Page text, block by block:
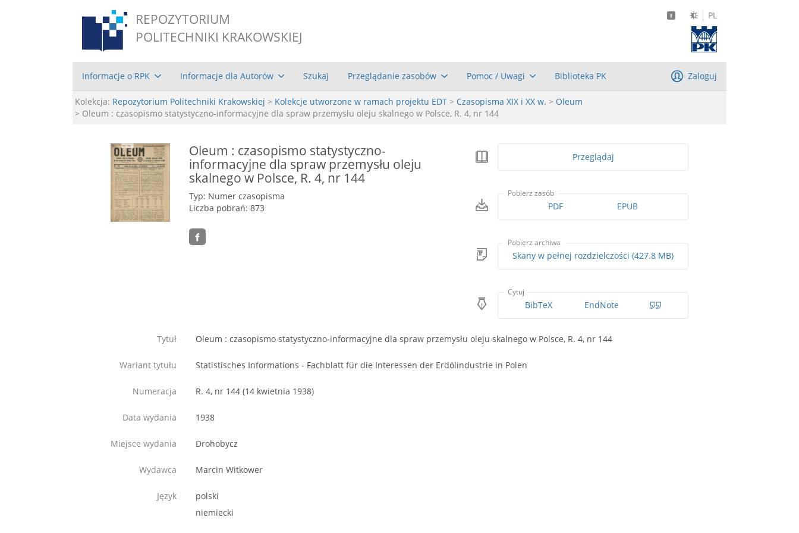
REPOZYTORIUM
POLITECHNIKI KRAKOWSKIEJ
PL
Informacje o RPK Informacje dla Autorów Szukaj Przeglądanie zasobów Pomoc / Uwagi Biblioteka PK Zaloguj
Kolekcja: Repozytorium Politechniki Krakowskiej > Kolekcje utworzone w ramach projektu EDT > Czasopisma XIX i XX w. > Oleum
> Oleum : czasopismo statystyczno-informacyjne dla spraw przemysłu oleju skalnego w Polsce, R. 4, nr 144
Oleum : czasopismo statystyczno-
informacyjne dla spraw przemysłu oleju
skalnego w Polsce, R. 4, nr 144
Typ: Numer czasopisma
Liczba pobrań: 873
Przeglądaj
Pobierz zasób
PDF EPUB
Pobierz archiwa
Skany w pełnej rozdzielczości (427.8 MB)
Cytuj
BibTeX EndNote
Tytuł Oleum : czasopismo statystyczno-informacyjne dla spraw przemysłu oleju skalnego w Polsce, R. 4, nr 144
Wariant tytułu Statistisches Informations - Fachblatt für die Interessen der Erdölindustrie in Polen
Numeracja R. 4, nr 144 (14 kwietnia 1938)
Data wydania 1938
Miejsce wydania Drohobycz
Wydawca Marcin Witkower
Język
polski
niemiecki